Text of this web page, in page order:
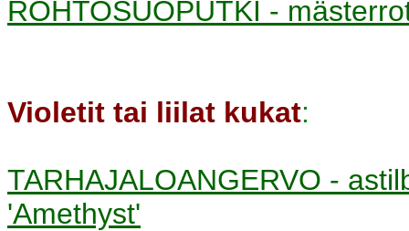
ROHTOSUOPUTKI -
Violetit tai liilat kukat:
TARHAJALOANGERVO -
'Amethyst'